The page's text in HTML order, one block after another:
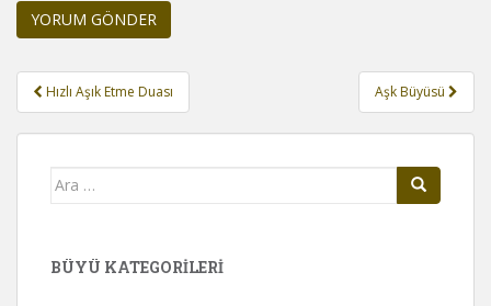
Yazı
gezinmesi
Hızlı Aşık Etme Duası Aşk Büyüsü
Arama
BÜYÜ KATEGORILERI